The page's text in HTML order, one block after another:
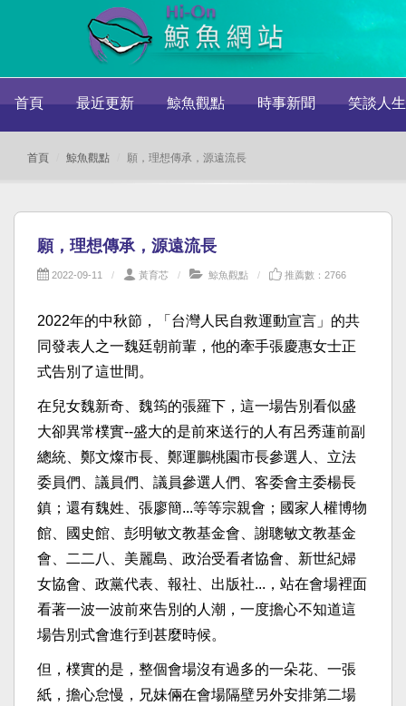
首頁 最近更新 鯨魚觀點 時事新聞 笑談人生
首頁 鯨魚觀點 願，理想傳承，源遠流長
願，理想傳承，源遠流長
2022-09-11 黃育芯 鯨魚觀點 推薦數：2766
2022年的中秋節，「台灣人民自救運動宣言」的共
同發表人之一魏廷朝前輩，他的牽手張慶惠女士正
式告別了這世間。
在兒女魏新奇、魏筠的張羅下，這一場告別看似盛
大卻異常樸實--盛大的是前來送行的人有呂秀蓮前副
總統、鄭文燦市長、鄭運鵬桃園市長參選人、立法
委員們、議員們、議員參選人們、客委會主委楊長
鎮；還有魏姓、張廖簡...等等宗親會；國家人權博物
館、國史館、彭明敏文教基金會、謝聰敏文教基金
會、二二八、美麗島、政治受看者協會、新世紀婦
女協會、政黨代表、報社、出版社...，站在會場裡面
看著一波一波前來告別的人潮，一度擔心不知道這
場告別式會進行到甚麼時候。
但，樸實的是，整個會場沒有過多的一朵花、一張
紙，擔心怠慢，兄妹倆在會場隔壁另外安排第二場